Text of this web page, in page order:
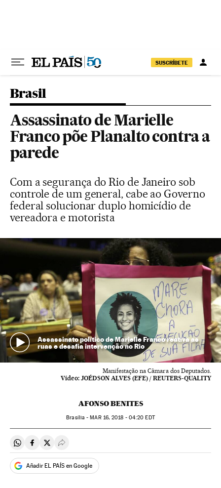
SUSCRÍBETE
Brasil
Assassinato de Marielle
Franco põe Planalto contra a
parede
Com a segurança do Rio de Janeiro sob
controle de um general, cabe ao Governo
federal solucionar duplo homicídio de
vereadora e motorista
Assassinato político de Marielle Franco reativa as
ruas e desafia intervenção no Rio
Manifestação na Câmara dos Deputados.
Vídeo: JOÉDSON ALVES (EFE) / REUTERS-QUALITY
AFONSO BENITES
Brasília -MAR16, 2018 - 04:20 EDT
Compartir en Whatsapp
Compartir en Facebook
Compartir en Twitter
Desplegar Redes Sociales
Añadir EL PAÍS en Google